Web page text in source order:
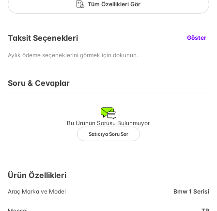
Tüm Özellikleri Gör
Taksit Seçenekleri Göster
Aylık ödeme seçeneklerini görmek için dokunun.
Soru & Cevaplar
Bu Ürünün Sorusu Bulunmuyor.
Satıcıya Soru Sor
Ürün Özellikleri
Araç Marka ve Model Bmw 1 Serisi